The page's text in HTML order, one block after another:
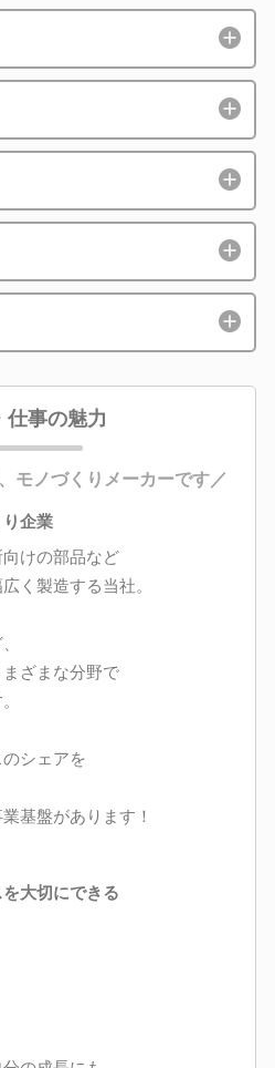
仕事の魅力
モノづくりメーカーです／
企業
けの部品など
く製造する当社。
ざまな分野で
シェアを
基盤があります！
大切にできる